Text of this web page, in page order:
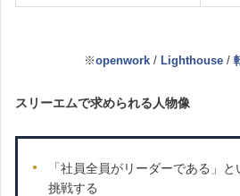
※openwork / Lighthouse /
スリーエムで求められる人物像
「社員全員がリーダーである」
挑戦する